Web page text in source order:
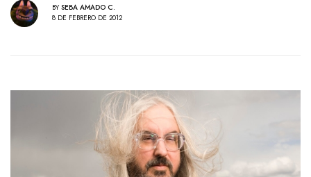
BY SEBA AMADO C.
8 DE FEBRERO DE 2012